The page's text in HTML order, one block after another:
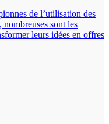
de l’utilisation des
nombreuses sont les
leurs idées en offres